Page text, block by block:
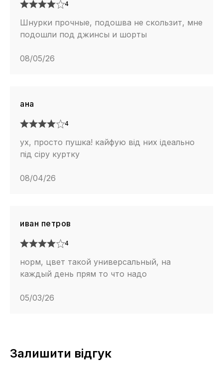
4
Шнурки прочные, подошва не скользит, мне
подошли под джинсы и шорты
08/05/26
ана
4
ух, просто пушка! кайфую від них ідеально
під сіру куртку
08/04/26
иван петров
4
норм, цвет такой универсальный, на
каждый день прям то что надо
05/03/26
Залишити відгук